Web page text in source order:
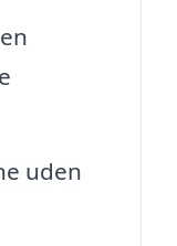
uden